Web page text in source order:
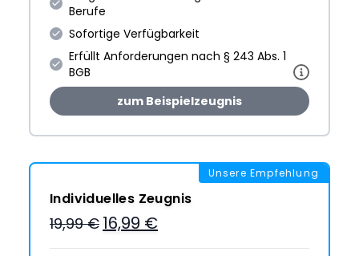
Berufe
Sofortige Verfügbarkeit
Erfüllt Anforderungen nach § 243 Abs. 1
BGB
zum Beispielzeugnis
Unsere Empfehlung
Individuelles Zeugnis
19,99 € 16,99 €